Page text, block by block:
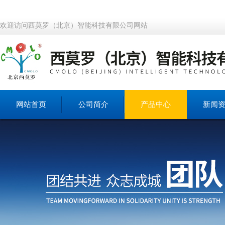
欢迎访问西莫罗（北京）智能科技有限公司网站
网站首页 公司简介 产品中心 新闻